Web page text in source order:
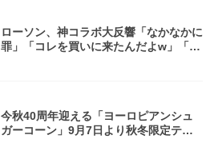
ローソン、神コラボ大反響「なかなかに
罪」「コレを買いに来たんだよw」「３
今秋40周年迎える「ヨーロピアンシュ
ガーコーン」9月7日より秋冬限定ティ